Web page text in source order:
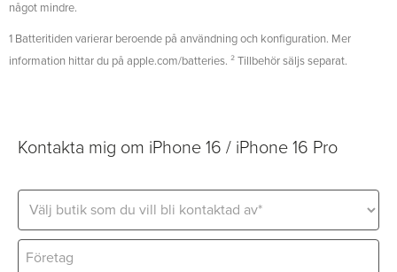
något mindre.
1 Batteritiden varierar beroende på användning och konfiguration. Mer
information hittar du på apple.com/batteries. ² Tillbehör säljs separat.
Kontakta mig om iPhone 16 / iPhone 16 Pro